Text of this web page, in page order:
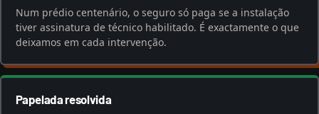
Num prédio centenário, o seguro só paga se a instalação
tiver assinatura de técnico habilitado. É exactamente o que
deixamos em cada intervenção.
Papelada resolvida